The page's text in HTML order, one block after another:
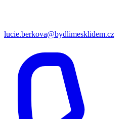
lucie.berkova@bydlimesklidem.cz